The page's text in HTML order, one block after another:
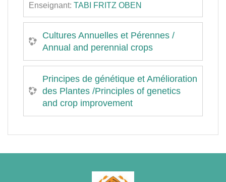
Enseignant: TABI FRITZ OBEN
Cultures Annuelles et Pérennes /
Annual and perennial crops
Principes de génétique et Amélioration
des Plantes /Principles of genetics
and crop improvement